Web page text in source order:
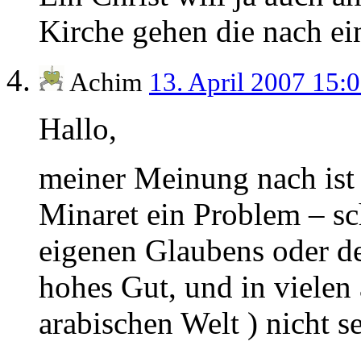
Kirche gehen die nach
Achim 13. April 2007
Hallo,
meiner Meinung nach
Minaret ein Problem –
eigenen Glaubens oder
hohes Gut, und in
arabischen Welt ) nicht